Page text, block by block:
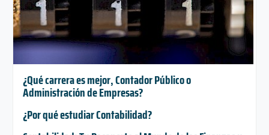
¿Qué carrera es mejor, Contador Público o
Administración de Empresas?
¿Por qué estudiar Contabilidad?